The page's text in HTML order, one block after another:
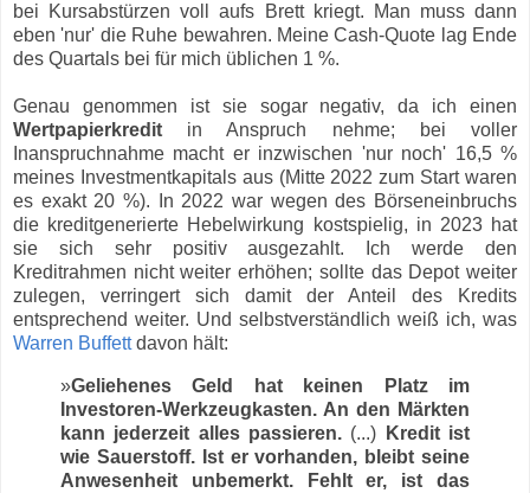
bei Kursabstürzen voll aufs Brett kriegt. Man muss dann
eben 'nur' die Ruhe bewahren. Meine Cash-Quote lag Ende
des Quartals bei für mich üblichen 1 %.
Genau genommen ist sie sogar negativ, da ich einen
Wertpapierkredit in Anspruch nehme; bei voller
Inanspruchnahme macht er inzwischen 'nur noch' 16,5 %
meines Investmentkapitals aus (Mitte 2022 zum Start waren
es exakt 20 %). In 2022 war wegen des Börseneinbruchs
die kreditgenerierte Hebelwirkung kostspielig, in 2023 hat
sie sich sehr positiv ausgezahlt. Ich werde den
Kreditrahmen nicht weiter erhöhen; sollte das Depot weiter
zulegen, verringert sich damit der Anteil des Kredits
entsprechend weiter. Und selbstverständlich weiß ich, was
Warren Buffettdavon hält:
»Geliehenes Geld hat keinen Platz im
Investoren-Werkzeugkasten. An den Märkten
kann jederzeit alles passieren. (...)
Kredit ist
wie Sauerstoff. Ist er vorhanden, bleibt seine
Anwesenheit unbemerkt. Fehlt er, ist das